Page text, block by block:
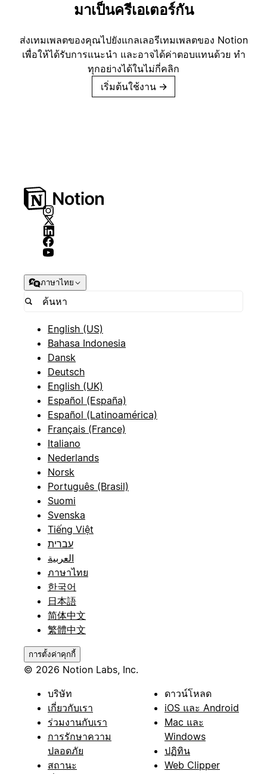
มาเป็นครีเอเตอร์กัน
ส่งเทมเพลตของคุณไปยังแกลเลอรีเทมเพลตของ Notion
เพื่อให้ได้รับการแนะนำ และอาจได้ค่าตอบแทนด้วย ทำ
ทุกอย่างได้ในไม่กี่คลิก
เริ่มต้นใช้งาน →
ภาษาไทย
English (US)
Bahasa Indonesia
Dansk
Deutsch
English (UK)
Español (España)
Español (Latinoamérica)
Français (France)
Italiano
Nederlands
Norsk
Português (Brasil)
Suomi
Svenska
Tiếng Việt
עברית
العربية
ภาษาไทย
한국어
日本語
简体中文
繁體中文
การตั้งค่าคุกกี้
© 2026 Notion Labs, Inc.
บริษัท
เกี่ยวกับเรา
ร่วมงานกับเรา
การรักษาความ
ปลอดภัย
สถานะ
ดาวน์โหลด
iOS และ Android
Mac และ
Windows
ปฏิทิน
Web Clipper